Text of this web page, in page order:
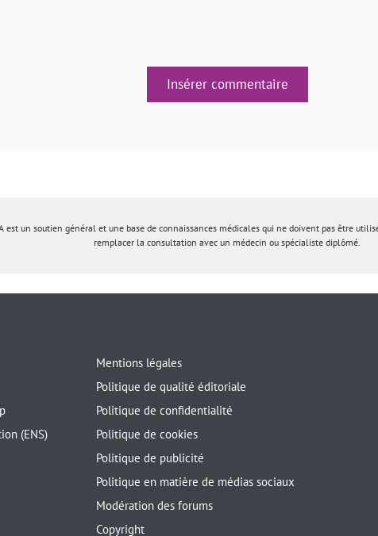
Insérer commentaire
un soutien général et une base de connaissances médicales qui ne doivent pas être
remplacer la consultation avec un médecin ou spécialiste diplômé.
(ENS)
Mentions légales
Politique de qualité éditoriale
Politique de confidentialité
Politique de cookies
Politique de publicité
Politique en matière de médias sociaux
Modération des forums
Copyright